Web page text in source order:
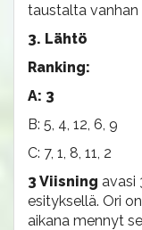
taustalta vanhan
3. Lähtö
Ranking:
A: 3
B: 5, 4, 12, 6, 9
C: 7, 1, 8, 11, 2
3 Viisning avasi
esityksellä. Ori
aikana mennyt